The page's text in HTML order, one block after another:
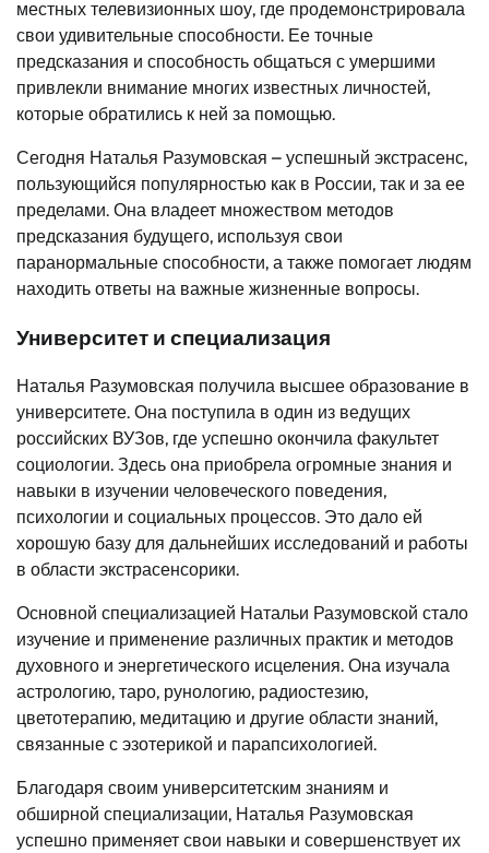
местных телевизионных шоу, где продемонстрировала
свои удивительные способности. Ее точные
предсказания и способность общаться с умершими
привлекли внимание многих известных личностей,
которые обратились к ней за помощью.
Сегодня Наталья Разумовская – успешный экстрасенс,
пользующийся популярностью как в России, так и за ее
пределами. Она владеет множеством методов
предсказания будущего, используя свои
паранормальные способности, а также помогает людям
находить ответы на важные жизненные вопросы.
Университет и специализация
Наталья Разумовская получила высшее образование в
университете. Она поступила в один из ведущих
российских ВУЗов, где успешно окончила факультет
социологии. Здесь она приобрела огромные знания и
навыки в изучении человеческого поведения,
психологии и социальных процессов. Это дало ей
хорошую базу для дальнейших исследований и работы
в области экстрасенсорики.
Основной специализацией Натальи Разумовской стало
изучение и применение различных практик и методов
духовного и энергетического исцеления. Она изучала
астрологию, таро, рунологию, радиостезию,
цветотерапию, медитацию и другие области знаний,
связанные с эзотерикой и парапсихологией.
Благодаря своим университетским знаниям и
обширной специализации, Наталья Разумовская
успешно применяет свои навыки и совершенствует их